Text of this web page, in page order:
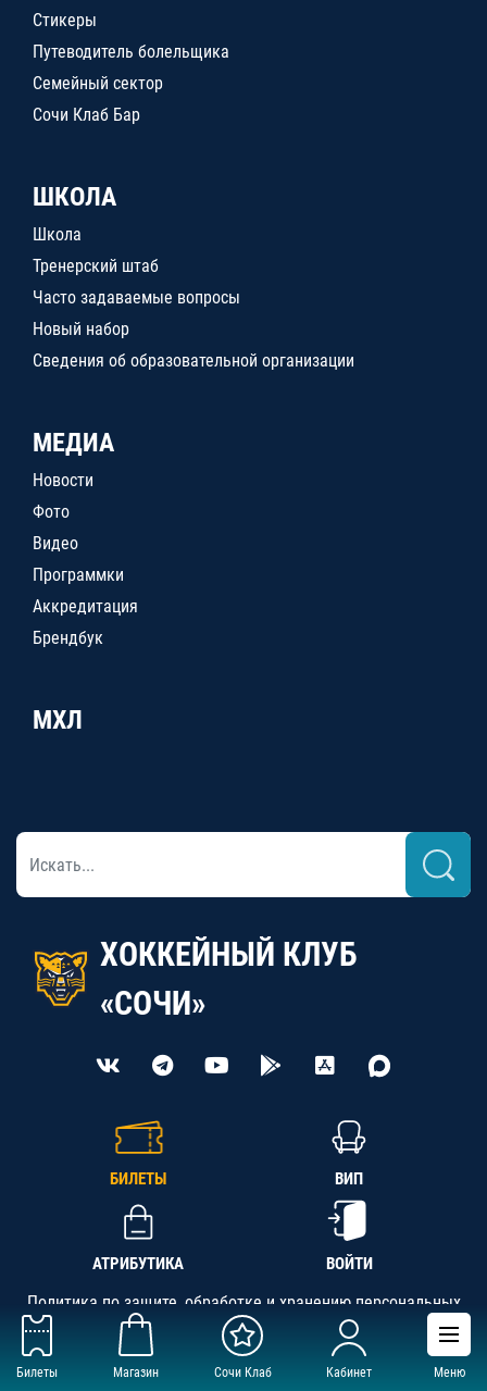
Билеты Магазин Сочи Клаб Кабинет Меню
Стикеры
Путеводитель болельщика
Семейный сектор
Сочи Клаб Бар
ШКОЛА
Школа
Тренерский штаб
Часто задаваемые вопросы
Новый набор
Сведения об образовательной организации
МЕДИА
Новости
Фото
Видео
Программки
Аккредитация
Брендбук
МХЛ
ХОККЕЙНЫЙ КЛУБ
«СОЧИ»
БИЛЕТЫ ВИП
АТРИБУТИКА ВОЙТИ
Политика по защите, обработке и хранению персональных
данных
АНО «СК «Кубань-Регион», ОГРН 1142300002349,